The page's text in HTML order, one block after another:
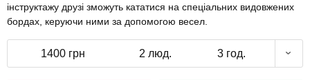
інструктажу друзі зможуть кататися на спеціальних видовжених
бордах, керуючи ними за допомогою весел.
1400 грн 2 люд. 3 год.